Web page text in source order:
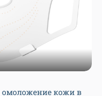
омоложение кожи в